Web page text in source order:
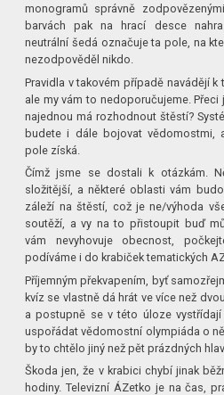
monogramů správně
barvách pak na hrací desce
neutrální šedá označuje ta pole, na
nezodpověděl nikdo.
Pravidla v takovém případě navádějí
ale my vám to nedoporučujeme.
najednou má rozhodnout štěstí?
budete i dále bojovat vědomostmi,
pole získá.
Čímž jsme se dostali k otázkám.
složitější, a některé oblasti vám
záleží na štěstí, což je ne/výhoda
soutěží, a vy na to přistoupit buď
vám nevyhovuje obecnost,
podíváme i do krabiček tematických
Příjemným překvapením, byť
kvíz se vlastně dá hrát ve více než
a postupně se v této úloze vystřídají
uspořádat vědomostní olympiáda o
by to chtělo jiný než pět prázdných
Škoda jen, že v krabici chybí jinak
hodiny. Televizní ÁZetko je na čas,